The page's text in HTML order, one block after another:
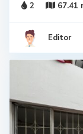
2
67.41
Editor